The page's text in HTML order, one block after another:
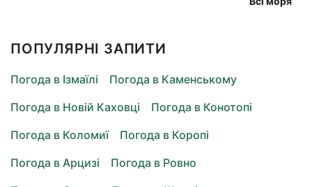
ПОПУЛЯРНІ ЗАПИТИ
Погода в Ізмаїлі
Погода в Каменському
Погода в Новій Каховці
Погода в Конотопі
Погода в Коломиї
Погода в Коропі
Погода в Арцизі
Погода в Ровно